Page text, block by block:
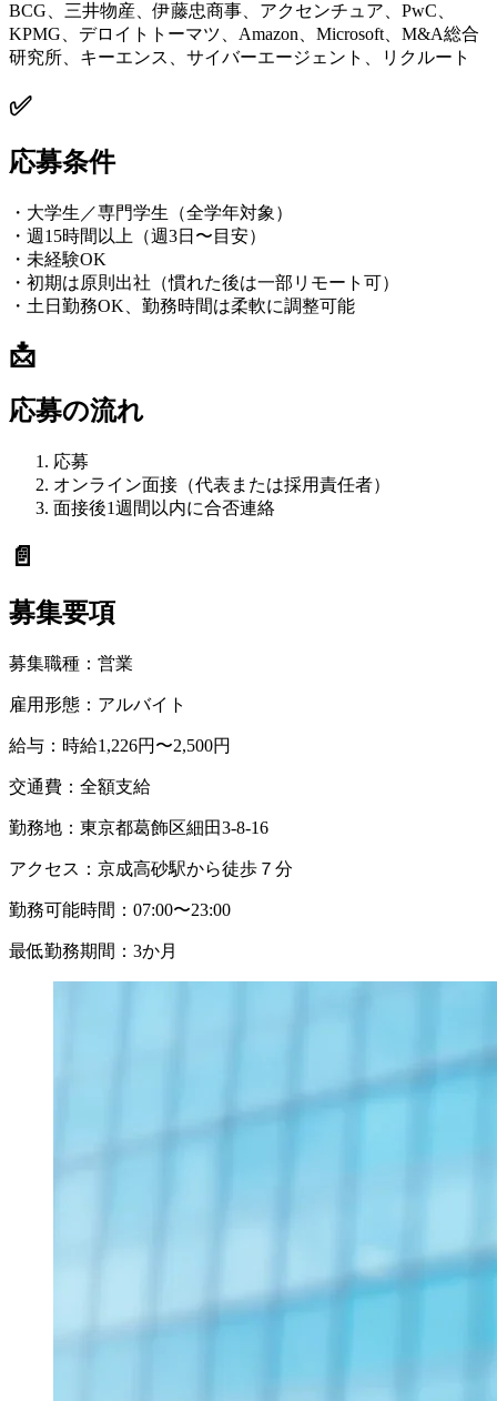
BCG、三井物産、伊藤忠商事、アクセンチュア、PwC、
KPMG、デロイトトーマツ、Amazon、Microsoft、M&A総合
研究所、キーエンス、サイバーエージェント、リクルート
✅
応募条件
・大学生／専門学生（全学年対象）
・週15時間以上（週3日〜目安）
・未経験OK
・初期は原則出社（慣れた後は一部リモート可）
・土日勤務OK、勤務時間は柔軟に調整可能
📩
応募の流れ
応募
オンライン面接（代表または採用責任者）
面接後1週間以内に合否連絡
📄
募集要項
募集職種： 営業
雇用形態： アルバイト
給与： 時給1,226円〜2,500円
交通費： 全額支給
勤務地： 東京都葛飾区細田3-8-16
アクセス： 京成高砂駅から徒歩７分
勤務可能時間： 07:00〜23:00
最低勤務期間： 3か月